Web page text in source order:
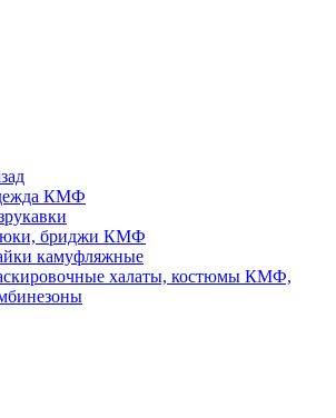
КМФ
бриджи КМФ
камуфляжные
халаты, костюмы КМФ,